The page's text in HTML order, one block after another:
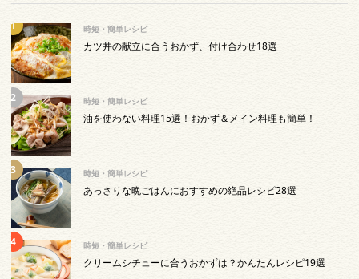
時短・簡単レシピ
カツ丼の献立に合うおかず、付け合わせ18選
時短・簡単レシピ
油を使わない料理15選！おかず＆メイン料理も簡単！
時短・簡単レシピ
あっさりな晩ごはんにおすすめの絶品レシピ28選
時短・簡単レシピ
クリームシチューに合うおかずは？かんたんレシピ19選